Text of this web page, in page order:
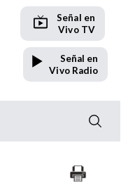
Señal en
Vivo TV
Señal en
Vivo Radio